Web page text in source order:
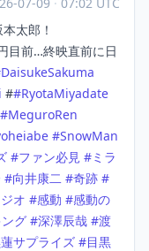
太郎！
目前…終映直前に日
DaisukeSakuma
##RyotaMiyadate
#MeguroRen
#SnowMan
#ファン必見 #ミラ
#向井康二 #奇跡 #
オ #感動 #感動の
グ #深澤辰哉 #渡
サプライズ #目黒